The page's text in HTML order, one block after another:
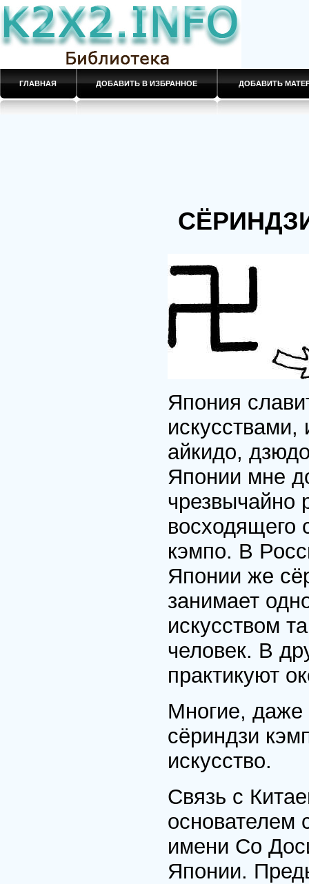
ГЛАВНАЯ ДОБАВИТЬ В ИЗБРАННОЕ ДОБАВИТЬ
Япония
айкидо,
Японии мне
чрезвычайно
восходящего
кэмпо. В
Японии же
занимает
искусством
человек. В
практикуют
Многие, даже
сёриндзи
искусство.
Связь с
основателем
имени Со
Японии.